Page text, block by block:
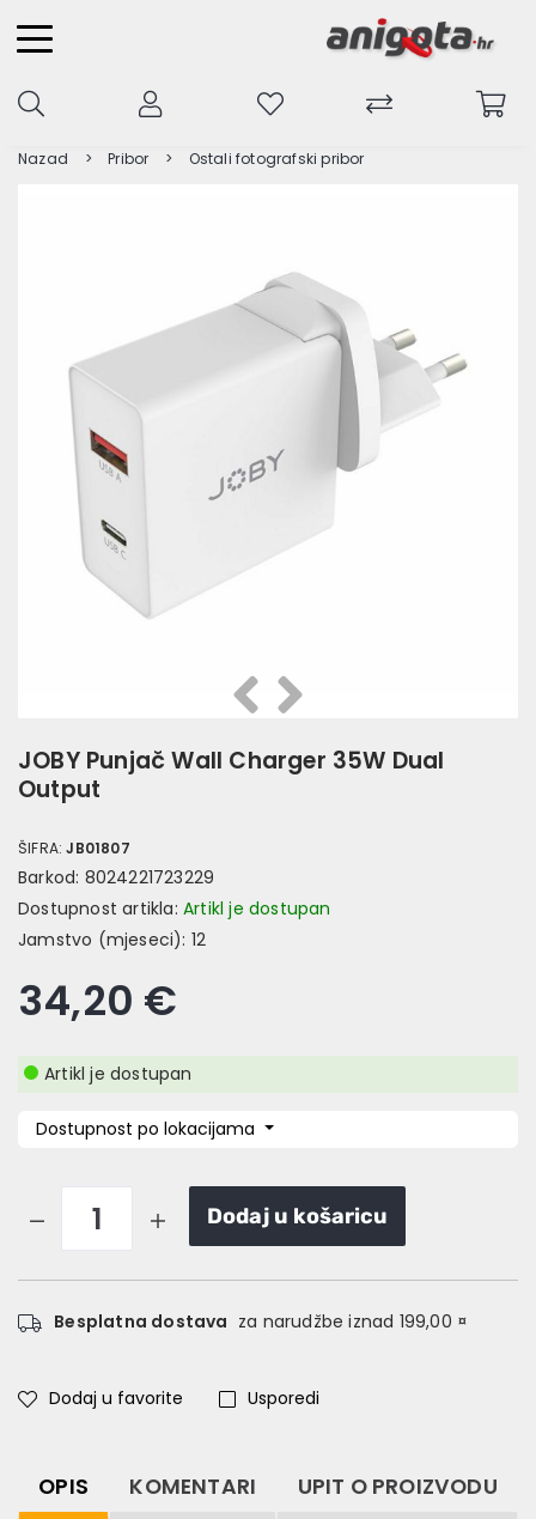
Nazad Pribor Ostali fotografski pribor
PrethodnaSlijedeća
JOBY Punjač Wall Charger 35W Dual
Output
ŠIFRA:JB01807
Barkod: 8024221723229
Dostupnost artikla: Artikl je dostupan
Jamstvo (mjeseci): 12
34,20 €
Artikl je dostupan
Dostupnost po lokacijama
Dodaj u košaricu
Besplatna dostava za narudžbe iznad 199,00 ¤
Dodaj u favorite Usporedi
OPIS KOMENTARI UPIT O PROIZVODU